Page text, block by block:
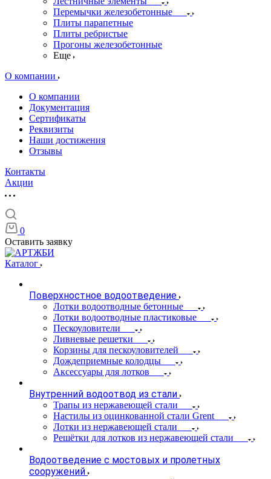
Перемычки железобетонные
Плиты парапетные
Плиты ребристые
Прогоны железобетонные
Еще
О компании
О компании
Документация
Сертификаты
Реквизиты
Наши достижения
Отзывы
Контакты
Акции
0
Оставить заявку
Каталог
Поверхностное водоотведение
Лотки водоотводные бетонные
Лотки водоотводные пластиковые
Пескоуловители
Ливневые решетки
Корзины для пескоуловителей
Дождеприемные колодцы
Аксессуары для лотков
Внутренний водоотвод из стали
Трапы из нержавеющей стали
Настилы из оцинкованной стали Grent
Лотки из нержавеющей стали
Решётки для лотков из нержавеющей стали
Водоотведение с мостовых и пролетных
сооружений